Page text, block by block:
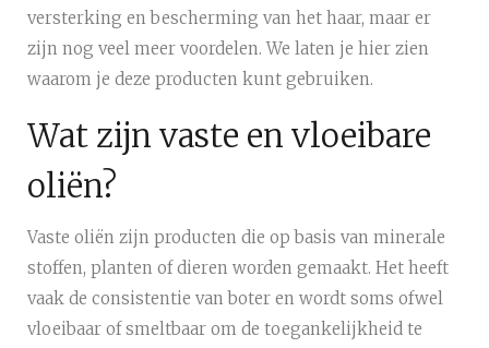
versterking en bescherming van het haar, maar er
zijn nog veel meer voordelen. We laten je hier zien
waarom je deze producten kunt gebruiken.
Wat zijn vaste en vloeibare
oliën?
Vaste oliën zijn producten die op basis van minerale
stoffen, planten of dieren worden gemaakt. Het heeft
vaak de consistentie van boter en wordt soms ofwel
vloeibaar of smeltbaar om de toegankelijkheid te